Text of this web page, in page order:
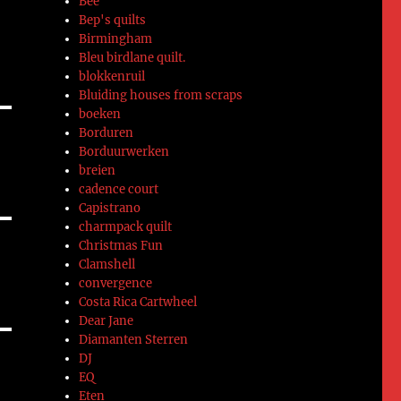
Bep's quilts
Birmingham
Bleu birdlane quilt.
blokkenruil
Bluiding houses from scraps
boeken
Borduren
Borduurwerken
breien
cadence court
Capistrano
charmpack quilt
Christmas Fun
Clamshell
convergence
Costa Rica Cartwheel
Dear Jane
Diamanten Sterren
DJ
EQ
Eten